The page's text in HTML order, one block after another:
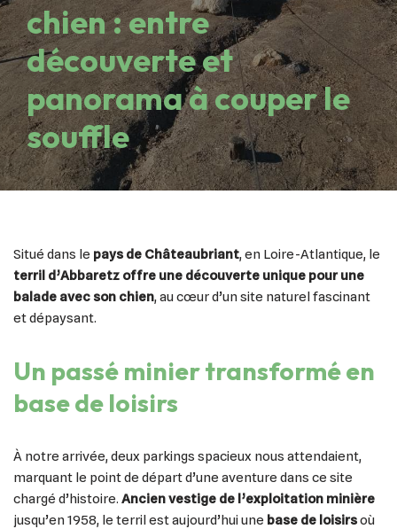
chien : entre
découverte et
panorama à couper le
souffle
Situé dans le pays de Châteaubriant, en Loire-Atlantique, le
terril d’Abbaretz offre une découverte unique pour une
balade avec son chien, au cœur d’un site naturel fascinant
et dépaysant.
Un passé minier transformé en
base de loisirs
À notre arrivée, deux parkings spacieux nous attendaient,
marquant le point de départ d’une aventure dans ce site
chargé d’histoire. Ancien vestige de l’exploitation minière
jusqu’en 1958, le terril est aujourd’hui une base de loisirsoù